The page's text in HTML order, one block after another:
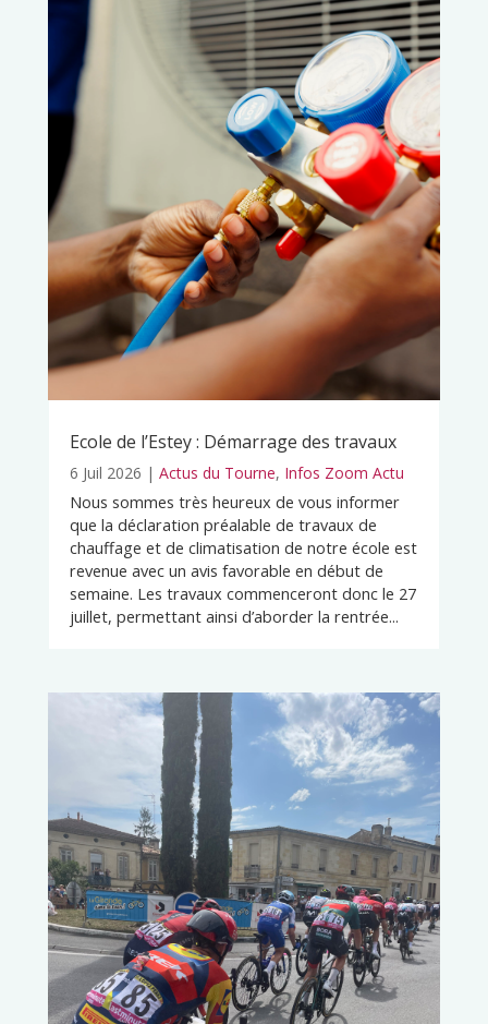
Ecole de l’Estey : Démarrage des travaux
6 Juil 2026 | Actus du Tourne, Infos Zoom Actu
Nous sommes très heureux de vous informer
que la déclaration préalable de travaux de
chauffage et de climatisation de notre école est
revenue avec un avis favorable en début de
semaine. Les travaux commenceront donc le 27
juillet, permettant ainsi d’aborder la rentrée...